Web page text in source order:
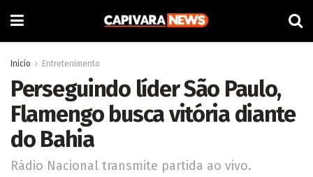
Inicio Entretenimento
Perseguindo líder São Paulo,
Flamengo busca vitória diante
do Bahia
Rádio Nacional transmite partida ao vivo.